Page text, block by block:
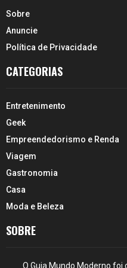
Sobre
Anuncie
Política de Privacidade
CATEGORIAS
Entretenimento
Geek
Empreendedorismo e Renda
Viagem
Gastronomia
Casa
Moda e Beleza
SOBRE
O Guia Mundo Moderno